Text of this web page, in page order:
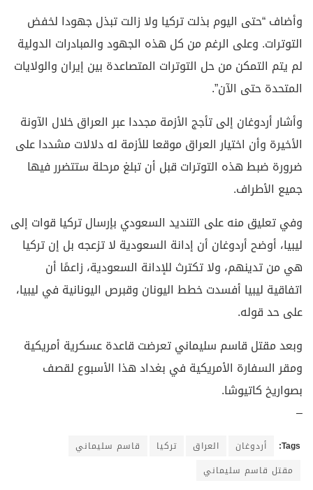
وأضاف “حتى اليوم بذلت تركيا ولا زالت تبذل جهودا لخفض
التوترات. وعلى الرغم من كل هذه الجهود والمبادرات الدولية
لم يتم التمكن من حل التوترات المتصاعدة بين إيران والولايات
المتحدة حتى الآن”.
وأشار أردوغان إلى تأجج الأزمة مجددا عبر العراق خلال الآونة
الأخيرة وأن اختيار العراق موقعا للأزمة له دلالات مشددا على
ضرورة ضبط هذه التوترات قبل أن تبلغ مرحلة ستتضرر فيها
جميع الأطراف.
وفي تعليق منه على التنديد السعودي بإرسال تركيا قوات إلى
ليبيا، أوضح أردوغان أن إدانة السعودية لا تزعجه بل إن تركيا
هي من تدينهم، ولا تكترث للإدانة السعودية، زاعمًا أن
اتفاقية ليبيا أفسدت خطط اليونان وقبرص اليونانية في ليبيا،
على حد قوله.
وبعد مقتل قاسم سليماني تعرضت قاعدة عسكرية أمريكية
ومقر السفارة الأمريكية في بغداد هذا الأسبوع لقصف
بصواريخ كاتيوشا.
–
Tags: أردوغان العراق تركيا
قاسم سليماني
مقتل قاسم سليماني